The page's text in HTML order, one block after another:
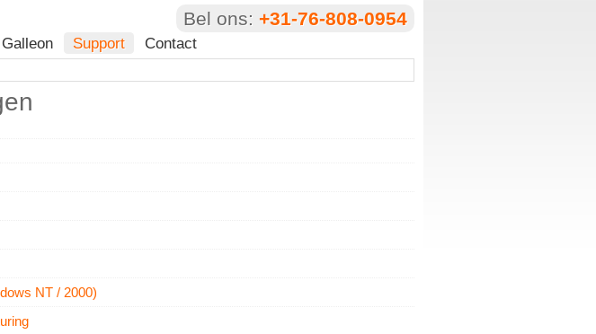
Bel ons: +31-76-808-0954
Support Contact
NT / 2000)